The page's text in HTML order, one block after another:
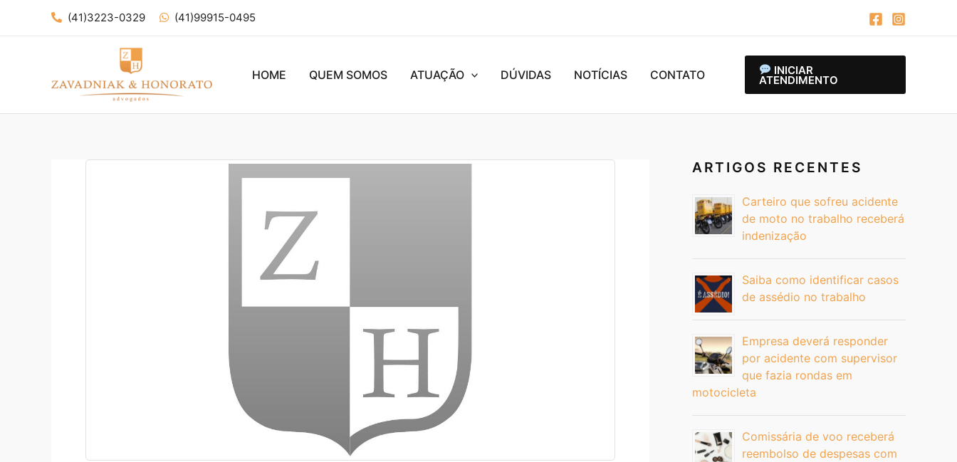
(41)3223-0329 (41)99915-0495
HOME QUEM SOMOS ATUAÇÃO DÚVIDAS NOTÍCIAS CONTATO INICIAR
ATENDIMENTO
ARTIGOS RECENTES
Carteiro que sofreu acidente
de moto no trabalho receberá
indenização
Saiba como identificar casos
de assédio no trabalho
Empresa deverá responder
por acidente com supervisor
que fazia rondas em
motocicleta
Comissária de voo receberá
reembolso de despesas com